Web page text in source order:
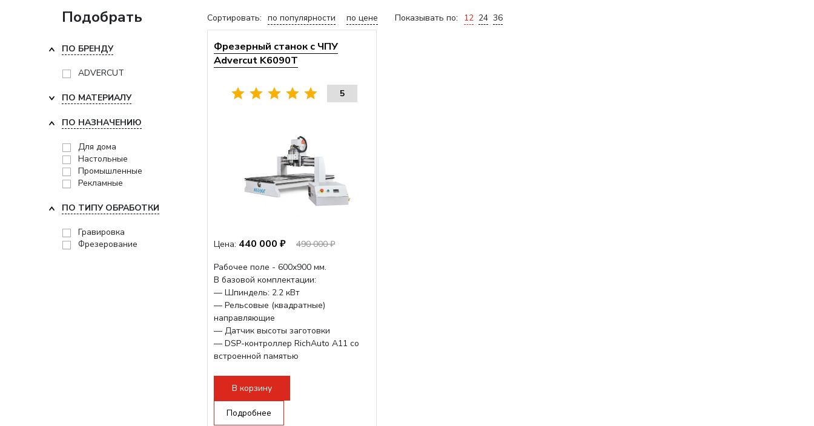
Сортировать: по популярности по цене Показывать по: 12 24 36
Фрезерный станок с ЧПУ
Advercut K6090T
5
Цена: 440 000 ₽
490 000 ₽
Рабочее поле - 600х900 мм.
В базовой комплектации:
— Шпиндель: 2.2 кВт
— Рельсовые (квадратные)
направляющие
— Датчик высоты заготовки
— DSP-контроллер RichAuto A11 со
встроенной памятью
Увеличение хода по...
В корзину
Подробнее
Подобрать
ПО БРЕНДУ
ADVERCUT
ПО МАТЕРИАЛУ
ПО НАЗНАЧЕНИЮ
Для дома
Настольные
Промышленные
Рекламные
ПО ТИПУ ОБРАБОТКИ
Гравировка
Фрезерование